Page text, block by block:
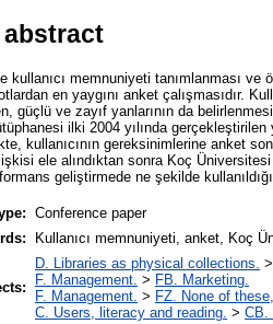
kullanıcı memnuniyeti tanımlanması
en yaygını anket çalışmasıdır.
güçlü ve zayıf yanlarının da
ilki 2004 yılında
kullanıcının gereksinimlerine anket
ele alındıktan sonra Koç
geliştirmede ne şekilde
Conference paper
Kullanıcı memnuniyeti, anket, Koç
D. Libraries as physical collections.
F. Management. > FB. Marketing.
F. Management. > FZ. None of
C. Users, literacy and reading. > CB.